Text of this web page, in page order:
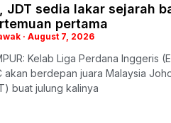
JDT sedia lakar sejarah
pertama
August 7, 2026
Kelab Liga Perdana Inggeris
akan berdepan juara Malaysia
buat julung kalinya